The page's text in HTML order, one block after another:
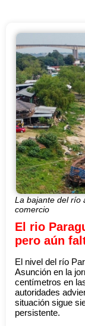
La bajante del río
comercio
El rio
pero aún
El nivel del río
Asunción en la
centímetros en
autoridades
situación sigue
persistente.